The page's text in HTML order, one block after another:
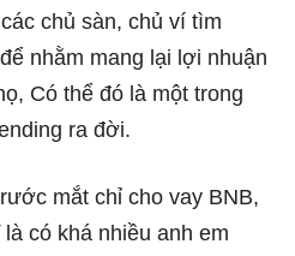
chủ sàn, chủ ví tìm
nhằm mang lại lợi nhuận
Có thể đó là một trong
ra đời.
mắt chỉ cho vay BNB,
có khá nhiều anh em